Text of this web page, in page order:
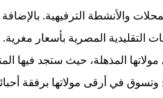
والأنشطة الترفيهية.
التقليدية المصرية بأسعار مغرية.
المذهلة، حيث ستجد فيها
في أرقى مولاتها برفقة